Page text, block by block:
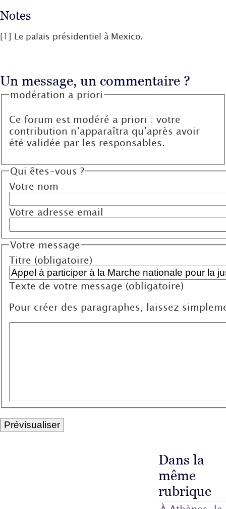
Notes
[1 ] Le palais présidentiel à Mexico.
Un message, un commentaire ?
modération a priori
Ce forum est modéré a priori : votre
contribution n’apparaîtra qu’après avoir
été validée par les responsables.
Qui êtes-vous ?
Votre nom
Votre adresse email
Votre message
Titre (obligatoire)
Texte de votre message (obligatoire)
Pour créer des paragraphes, laissez
Dans la
même
rubrique